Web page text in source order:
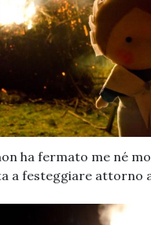
ha fermato me né
a festeggiare attorno